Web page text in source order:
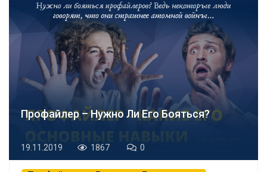
Профайлер – Нужно Ли Его Бояться?
19.11.2019 1867 0